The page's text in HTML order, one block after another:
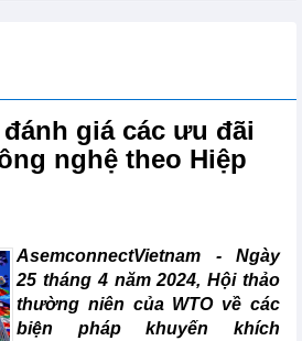
giá các ưu đãi
nghệ theo Hiệp
AsemconnectVietnam - Ngày
25 tháng 4 năm 2024, Hội thảo
thường niên của WTO về các
biện pháp khuyến khích